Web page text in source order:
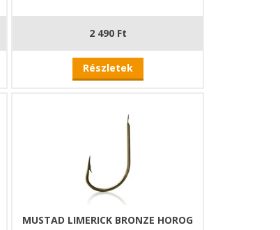
2 490 Ft
Részletek
MUSTAD LIMERICK BRONZE HOROG